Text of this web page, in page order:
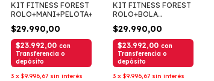
KIT FITNESS FOREST
ROLO+MANI+PELOTA+LACR
$29.990,00
$23.992,00 con
Transferencia o
depósito
3 x $9.996,67 sin interés
KIT FITNESS FOREST
ROLO+BOLA
MASAJE+MANI
$29.990,00
$23.992,00 con
Transferencia o
depósito
3 x $9.996,67 sin interés